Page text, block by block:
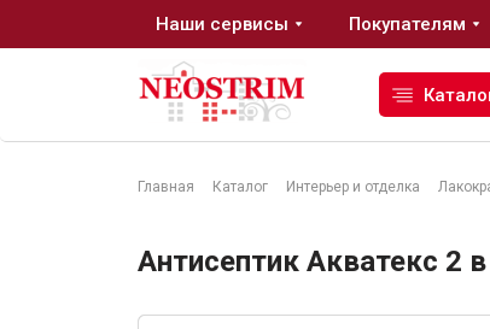
Главная Каталог Интерьер и отделка
Антисептик Акватекс 2
Наши сервисы Покупателям